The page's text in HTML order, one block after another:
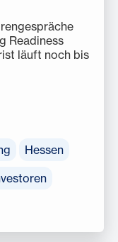
Readiness
läuft noch bis
Hessen